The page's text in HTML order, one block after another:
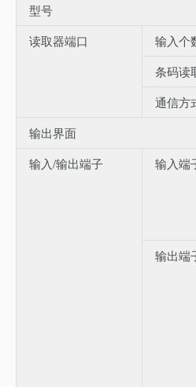
型号
读取器端口
输入个
条码读
通信方
输出界面
输入/输出端子
输入端
输出端